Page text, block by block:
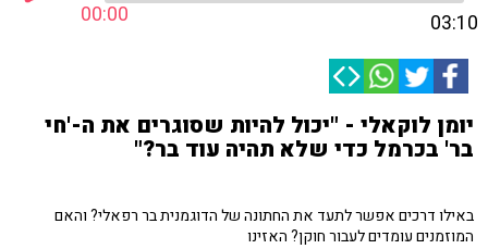
00:00 03:10
יומן לוקאלי - "יכול להיות שסוגרים את ה-'חי
בר' בכרמל כדי שלא תהיה עוד בר?"
באילו דרכים אפשר לתעד את החתונה של הדוגמנית בר רפאלי? והאם
המוזמנים עומדים לעבור חוקן? האזינו